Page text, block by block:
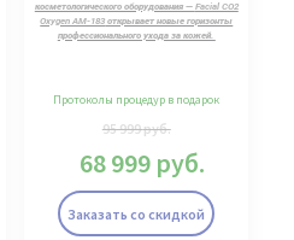
Заказать со скидкой
косметологического оборудования — Facial CO2
Oxygen AM-183 открывает новые горизонты
профессионального ухода за кожей.
Протоколы процедур в подарок
95 999руб.
68 999 руб.